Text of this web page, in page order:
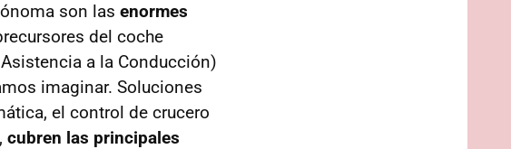
son las enormes
del coche
a la Conducción)
imaginar. Soluciones
el control de crucero
cubren las principales